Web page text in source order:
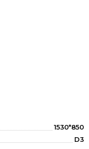
1530*850
D3